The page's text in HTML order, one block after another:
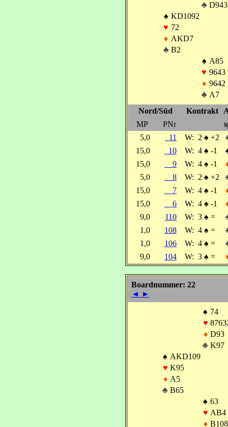
♣ D943
♠ KD1092
♥ 72
♦ AKD7
♣ B2
♠ A85
♥ 9643
♦ 9642
♣ A7
Nord/Süd
Kontrakt
MP
PNr
5,0
11 W: 2 ♠ +2
15,0
10 W: 4 ♠ -1
15,0
9 W: 4 ♠ -1
5,0
8 W: 2 ♠ +2
15,0
7 W: 4 ♠ -1
15,0
6 W: 4 ♠ -1
9,0
110 W: 3 ♠ =
1,0
108 W: 4 ♠ =
1,0
106 W: 4 ♠ =
9,0
104 W: 3 ♠ =
Boardnummer: 22
◄ ►
♠ 74
♥
♦ D93
♣ K97
♠ AKD109
♥ K95
♦ A5
♣ B65
♠ 63
♥ AB4
♦